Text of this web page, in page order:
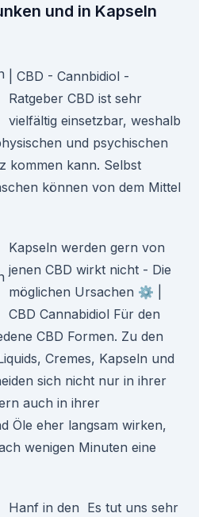
und in Kapseln
| CBD - Cannbidiol -
Ratgeber CBD ist sehr
vielfältig einsetzbar, weshalb
und psychischen
kommen kann. Selbst
können von dem Mittel
Kapseln werden gern von
jenen CBD wirkt nicht - Die
möglichen Ursachen ⚙ |
CBD Cannabidiol Für den
CBD Formen. Zu den
Cremes, Kapseln und
sich nicht nur in ihrer
auch in ihrer
Öle eher langsam wirken,
wenigen Minuten eine
Hanf in den Es tut uns sehr